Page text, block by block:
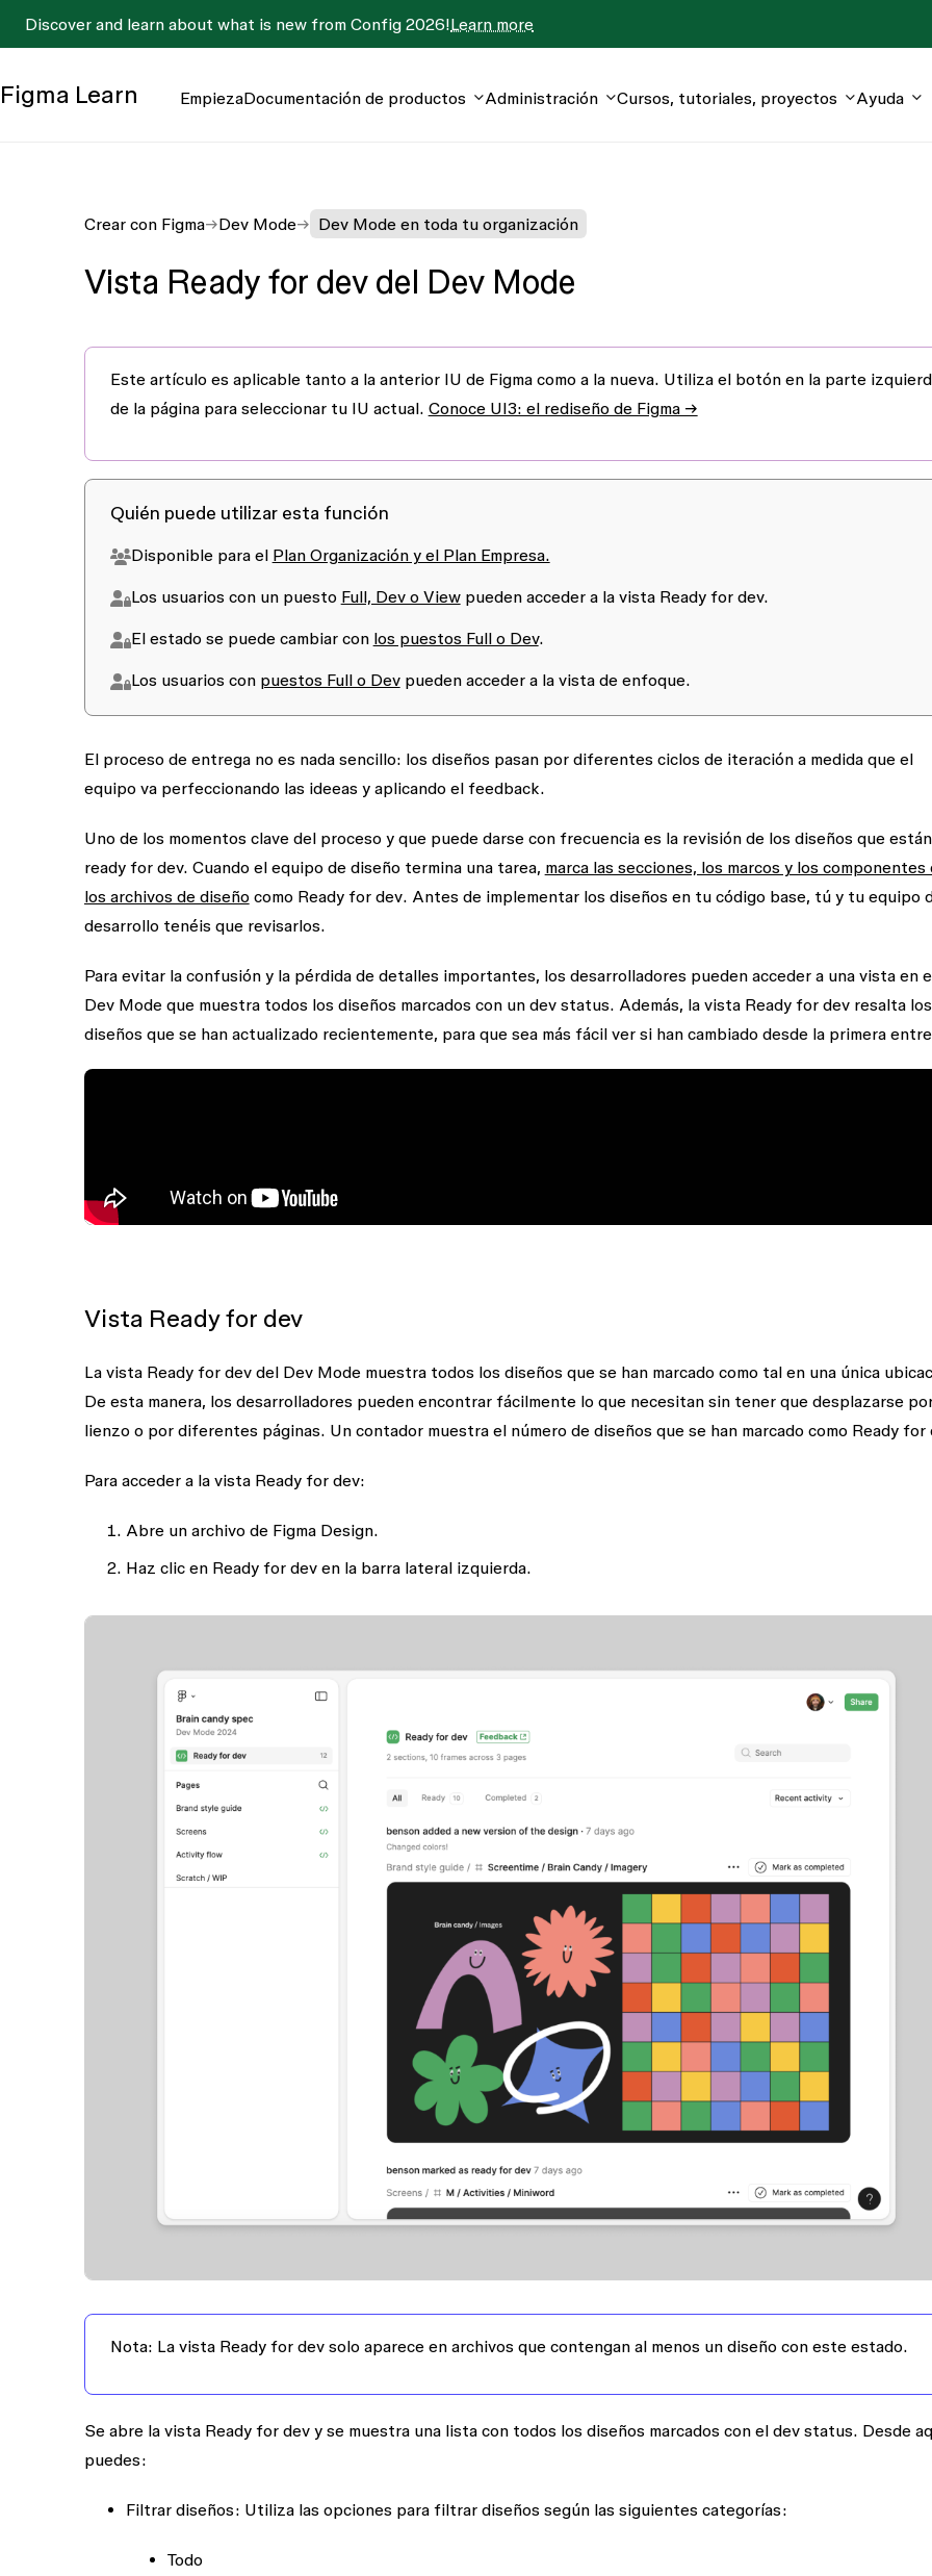
Discover and learn about what is new from Config 2026!Learn more
Figma Learn EmpiezaDocumentación de productos Administración Cursos, tutoriales, proyectos Ayuda
Crear con Figma Dev Mode Dev Mode en toda tu organización
Vista Ready for dev del Dev Mode
Este artículo es aplicable tanto a la anterior IU de Figmacomo a la nueva. Utiliza el botón en la parte
de la página para seleccionar tu IU actual. Conoce UI3: el rediseño de Figma →
Quién puede utilizar esta función
Disponible para el Plan Organización y el Plan Empresa.
Los usuarios con un puesto Full, Dev o Viewpueden acceder a la vista Ready for dev.
El estado se puede cambiar con los puestos Full o Dev.
Los usuarios con puestos Full o Devpueden acceder a la vista de enfoque.
El proceso de entrega no es nada sencillo: los diseños pasan por diferentes ciclos de iteración a medida que el
equipo va perfeccionando las ideeas y aplicando el feedback.
Uno de los momentos clave del proceso y que puede darse con frecuencia es la revisión de los diseños que están
ready for dev. Cuando el equipo de diseño termina una tarea, marca las secciones, los marcos y los componentes
los archivos de diseño como Ready for dev. Antes de implementar los diseños en tu código base, tú y tu equipo
desarrollo tenéis que revisarlos.
Para evitar la confusión y la pérdida de detalles importantes, los desarrolladores pueden acceder a una vista en
Dev Mode que muestra todos los diseños marcados con un dev status. Además, la vista Ready for dev resalta los
diseños que se han actualizado recientemente, para que sea más fácil ver si han cambiado desde la primera
Vista Ready for dev
La vista Ready for devdel Dev Mode muestra todos los diseños que se han marcado como tal en una única
De esta manera, los desarrolladores pueden encontrar fácilmente lo que necesitan sin tener que desplazarse
lienzo o por diferentes páginas. Un contador muestra el número de diseños que se han marcado como Ready for
Para acceder a la vista Ready for dev:
Abre un archivo de Figma Design.
Haz clic en Ready for deven la barra lateral izquierda.
Nota: La vista Ready for dev solo aparece en archivos que contengan al menos un diseño con este estado.
Se abre la vista Ready for dev y se muestra una lista con todos los diseños marcados con el dev status. Desde
puedes:
Filtrar diseños: Utiliza las opciones para filtrar diseños según las siguientes categorías:
Todo